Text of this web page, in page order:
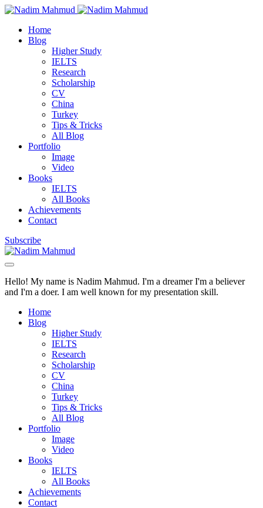
Home
Blog
Higher Study
IELTS
Research
Scholarship
CV
China
Turkey
Tips & Tricks
All Blog
Portfolio
Image
Video
Books
IELTS
All Books
Achievements
Contact
Subscribe
Hello! My name is Nadim Mahmud. I'm a dreamer I'm a believer
and I'm a doer. I am well known for my presentation skill.
Home
Blog
Higher Study
IELTS
Research
Scholarship
CV
China
Turkey
Tips & Tricks
All Blog
Portfolio
Image
Video
Books
IELTS
All Books
Achievements
Contact